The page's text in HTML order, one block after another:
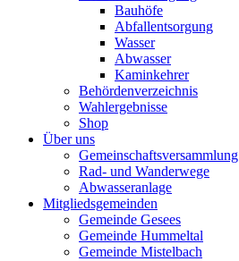
Bauhöfe
Abfallentsorgung
Wasser
Abwasser
Kaminkehrer
Behördenverzeichnis
Wahlergebnisse
Shop
Über uns
Gemeinschaftsversammlung
Rad- und Wanderwege
Abwasseranlage
Mitgliedsgemeinden
Gemeinde Gesees
Gemeinde Hummeltal
Gemeinde Mistelbach